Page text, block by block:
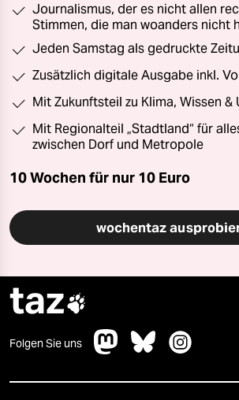
Journalismus, der es nicht allen
Stimmen, die man woanders nicht
Jeden Samstag als gedruckte
Zusätzlich digitale Ausgabe inkl.
Mit Zukunftsteil zu Klima, Wissen &
Mit Regionalteil „Stadtland“ für
zwischen Dorf und Metropole
10 Wochen für nur 10 Euro
wochentaz
taz
Folgen Sie uns